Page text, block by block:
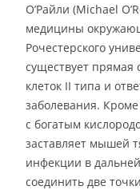
О’Райли (Michael
медицины
Рочестерского
существует прямая
клеток II типа и
заболевания.
с богатым
заставляет мышей
инфекции в
соединить две